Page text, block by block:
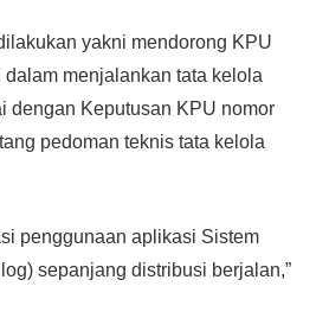
yakni mendorong KPU
menjalankan tata kelola
dengan Keputusan KPU nomor
pedoman teknis tata kelola
penggunaan aplikasi Sistem
sepanjang distribusi berjalan,”